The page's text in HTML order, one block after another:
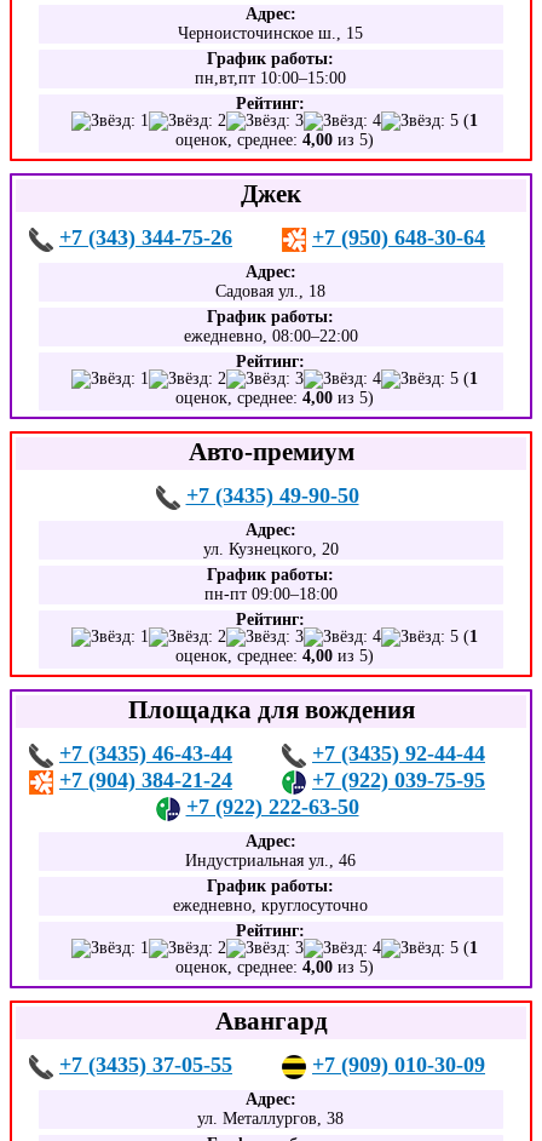
Адрес:
Черноисточинское ш., 15
График работы:
пн,вт,пт 10:00–15:00
Рейтинг:
(1
оценок, среднее:4,00 из 5)
Джек
+7 (343) 344-75-26 +7 (950) 648-30-64
Адрес:
Садовая ул., 18
График работы:
ежедневно, 08:00–22:00
Рейтинг:
(1
оценок, среднее:4,00 из 5)
Авто-премиум
+7 (3435) 49-90-50
Адрес:
ул. Кузнецкого, 20
График работы:
пн-пт 09:00–18:00
Рейтинг:
(1
оценок, среднее:4,00 из 5)
Площадка для вождения
+7 (3435) 46-43-44
+7 (3435) 92-44-44
+7 (904) 384-21-24
+7 (922) 039-75-95
+7 (922) 222-63-50
Адрес:
Индустриальная ул., 46
График работы:
ежедневно, круглосуточно
Рейтинг:
(1
оценок, среднее:4,00 из 5)
Авангард
+7 (3435) 37-05-55 +7 (909) 010-30-09
Адрес:
ул. Металлургов, 38